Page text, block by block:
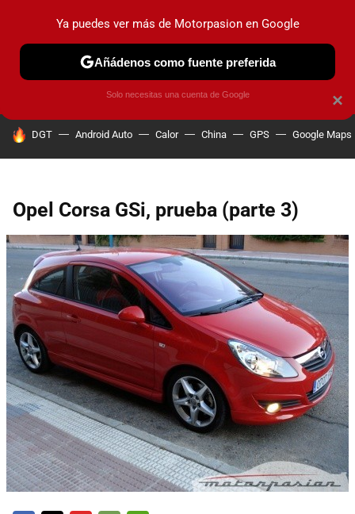
PRUEBAS COCHES ELÉCTRICOS OBSERVATORIO
HOY SE HABLA DE
DGT Android Auto Calor China GPS Google Maps
Opel Corsa GSi, prueba (parte 3)
×
Ya puedes ver más de Motorpasion en Google
Añádenos como fuente preferida
Solo necesitas una cuenta de Google